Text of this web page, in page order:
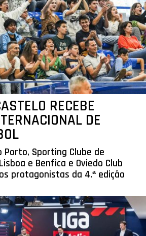
RECEBE
DE
Porto, Sporting Clube de
e Benfica e Oviedo Club
protagonistas da 4.ª edição